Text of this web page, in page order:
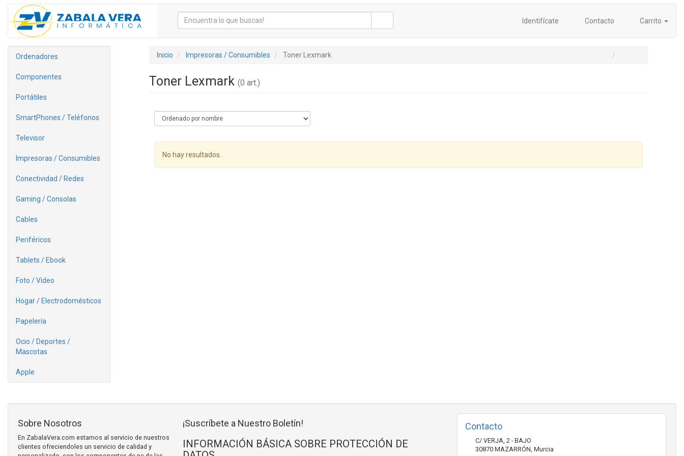
Identifícate Contacto Carrito
Ordenadores
Componentes
Portátiles
SmartPhones / Teléfonos
Televisor
Impresoras / Consumibles
Conectividad / Redes
Gaming / Consolas
Cables
Periféricos
Tablets / Ebook
Foto / Video
Hogar / Electrodomésticos
Papelería
Ocio / Deportes /
Mascotas
Apple
Inicio Impresoras / Consumibles Toner Lexmark
Toner Lexmark (0 art.)
No hay resultados.
Sobre Nosotros
En ZabalaVera.com estamos al servicio de nuestros
clientes ofreciendoles un servicio de calidad y
¡Suscríbete a Nuestro Boletín!
INFORMACIÓN BÁSICA SOBRE PROTECCIÓN DE
Contacto
C/ VERJA, 2 - BAJO
30870 MAZARRÓN, Murcia